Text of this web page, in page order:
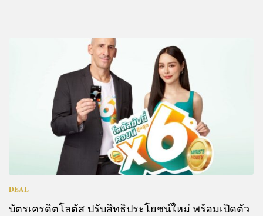
DEAL
บัตรเครดิตโลตัส ปรับสิทธิประโยชน์ใหม่ พร้อมเปิดตัว